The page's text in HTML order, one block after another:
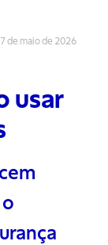
7 de maio de 2026
usar